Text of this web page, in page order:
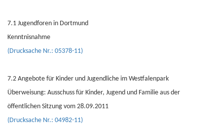
7.1 Jugendforen in Dortmund
Kenntnisnahme
(Drucksache Nr.: 05378-11)
7.2 Angebote für Kinder und Jugendliche im Westfalenpark
Überweisung: Ausschuss für Kinder, Jugend und Familie aus der
öffentlichen Sitzung vom 28.09.2011
(Drucksache Nr.: 04982-11)